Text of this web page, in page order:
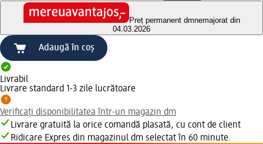
Preț permanent dmnemajorat din
04.03.2026
Adaugă în coș
Livrabil
Livrare standard 1-3 zile lucrătoare
Verificați disponibilitatea într-un magazin dm
Livrare gratuită la orice comandă plasată, cu cont de client
Ridicare Expres din magazinul dm selectat în 60 minute.